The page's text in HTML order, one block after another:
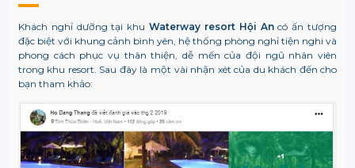
Khách nghỉ dưỡng tại khuWaterway resort Hội Ancó ấn tượng
đặc biệt với khung cảnh bình yên, hệ thống phòng nghỉ tiện nghi và
phong cách phục vụ thân thiện, dễ mến của đội ngũ nhân viên
trong khu resort. Sau đây là một vài nhận xét của du khách đến cho
bạn tham khảo: